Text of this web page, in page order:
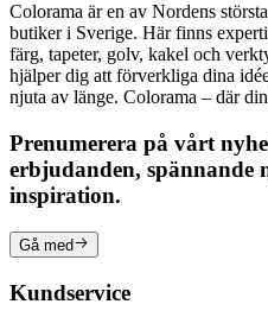
Colorama är en av Nordens
butiker i Sverige. Här finns
färg, tapeter, golv, kakel och
hjälper dig att förverkliga dina
njuta av länge. Colorama – där
Prenumerera på vårt
erbjudanden, spännande
inspiration.
Gå med
Kundservice